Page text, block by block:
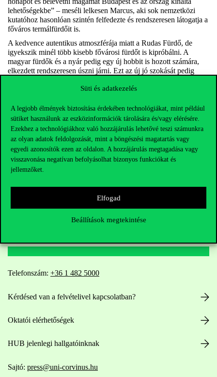
Süti és adatkezelés
A legjobb élmények biztosítása érdekében technológiákat, mint például
sütiket használunk az eszközinformációk tárolására és/vagy elérésére.
Ezekhez a technológiákhoz való hozzájárulás lehetővé teszi számunkra
az olyan adatok feldolgozását, mint a böngészési magatartás vagy
egyedi azonosítók ezen az oldalon. A hozzájárulás megtagadása vagy
visszavonása negatívan befolyásolhat bizonyos funkciókat és
jellemzőket.
Elfogad
Beállítások megtekintése
lehetőségekbe” – meséli lelkesen Marcus, aki sok nemzetközi
kutatóhoz hasonlóan szintén felfedezte és rendszeresen látogatja a
főváros termálfürdőit is.
A kedvence autentikus atmoszférája miatt a Rudas Fürdő, de
igyekszik minél több kisebb fővárosi fürdőt is kipróbálni. A
magyar fürdők és a nyár pedig egy új hobbit is hozott számára,
elkezdett rendszeresen úszni járni. Ezt az új jó szokását pedig
Telefonszám: +36 1 482 5000
Kérdésed van a felvételivel kapcsolatban?
Oktatói elérhetőségek
HUB jelenlegi hallgatóinknak
Sajtó: press@uni-corvinus.hu